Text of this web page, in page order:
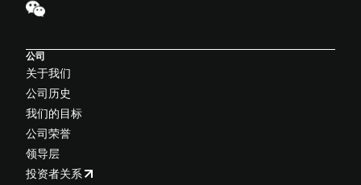
公司
关于我们
公司历史
我们的目标
公司荣誉
领导层
投资者关系